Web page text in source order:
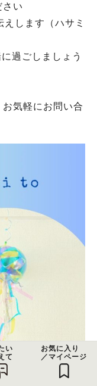
い
します（ハサミ
過ごしましょう
気軽にお問い合
い
て
お気に入り
／マイページ